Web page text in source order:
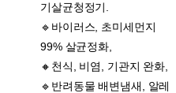
기살균청정기.
🔹바이러스, 초미세먼지
99% 살균정화,
🔸천식, 비염, 기관지 완화,
🔹반려동물 배변냄새, 알레